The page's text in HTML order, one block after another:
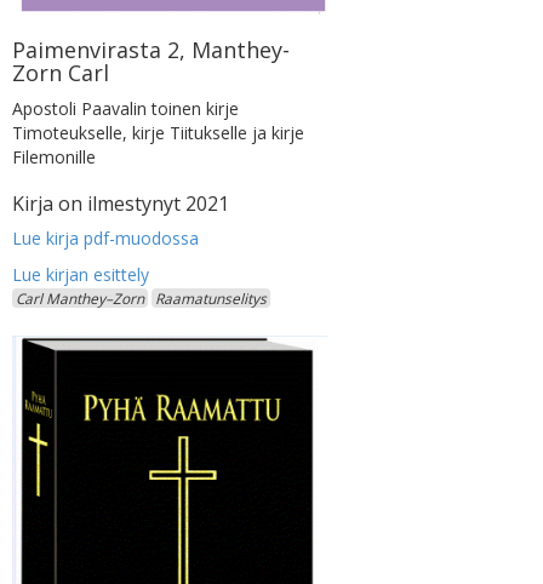
Paimenvirasta 2, Manthey-
Zorn Carl
Apostoli Paavalin toinen kirje
Timoteukselle, kirje Tiitukselle ja kirje
Filemonille
Kirja on ilmestynyt 2021
Lue kirja pdf-muodossa
Carl Manthey–Zorn Raamatunselitys